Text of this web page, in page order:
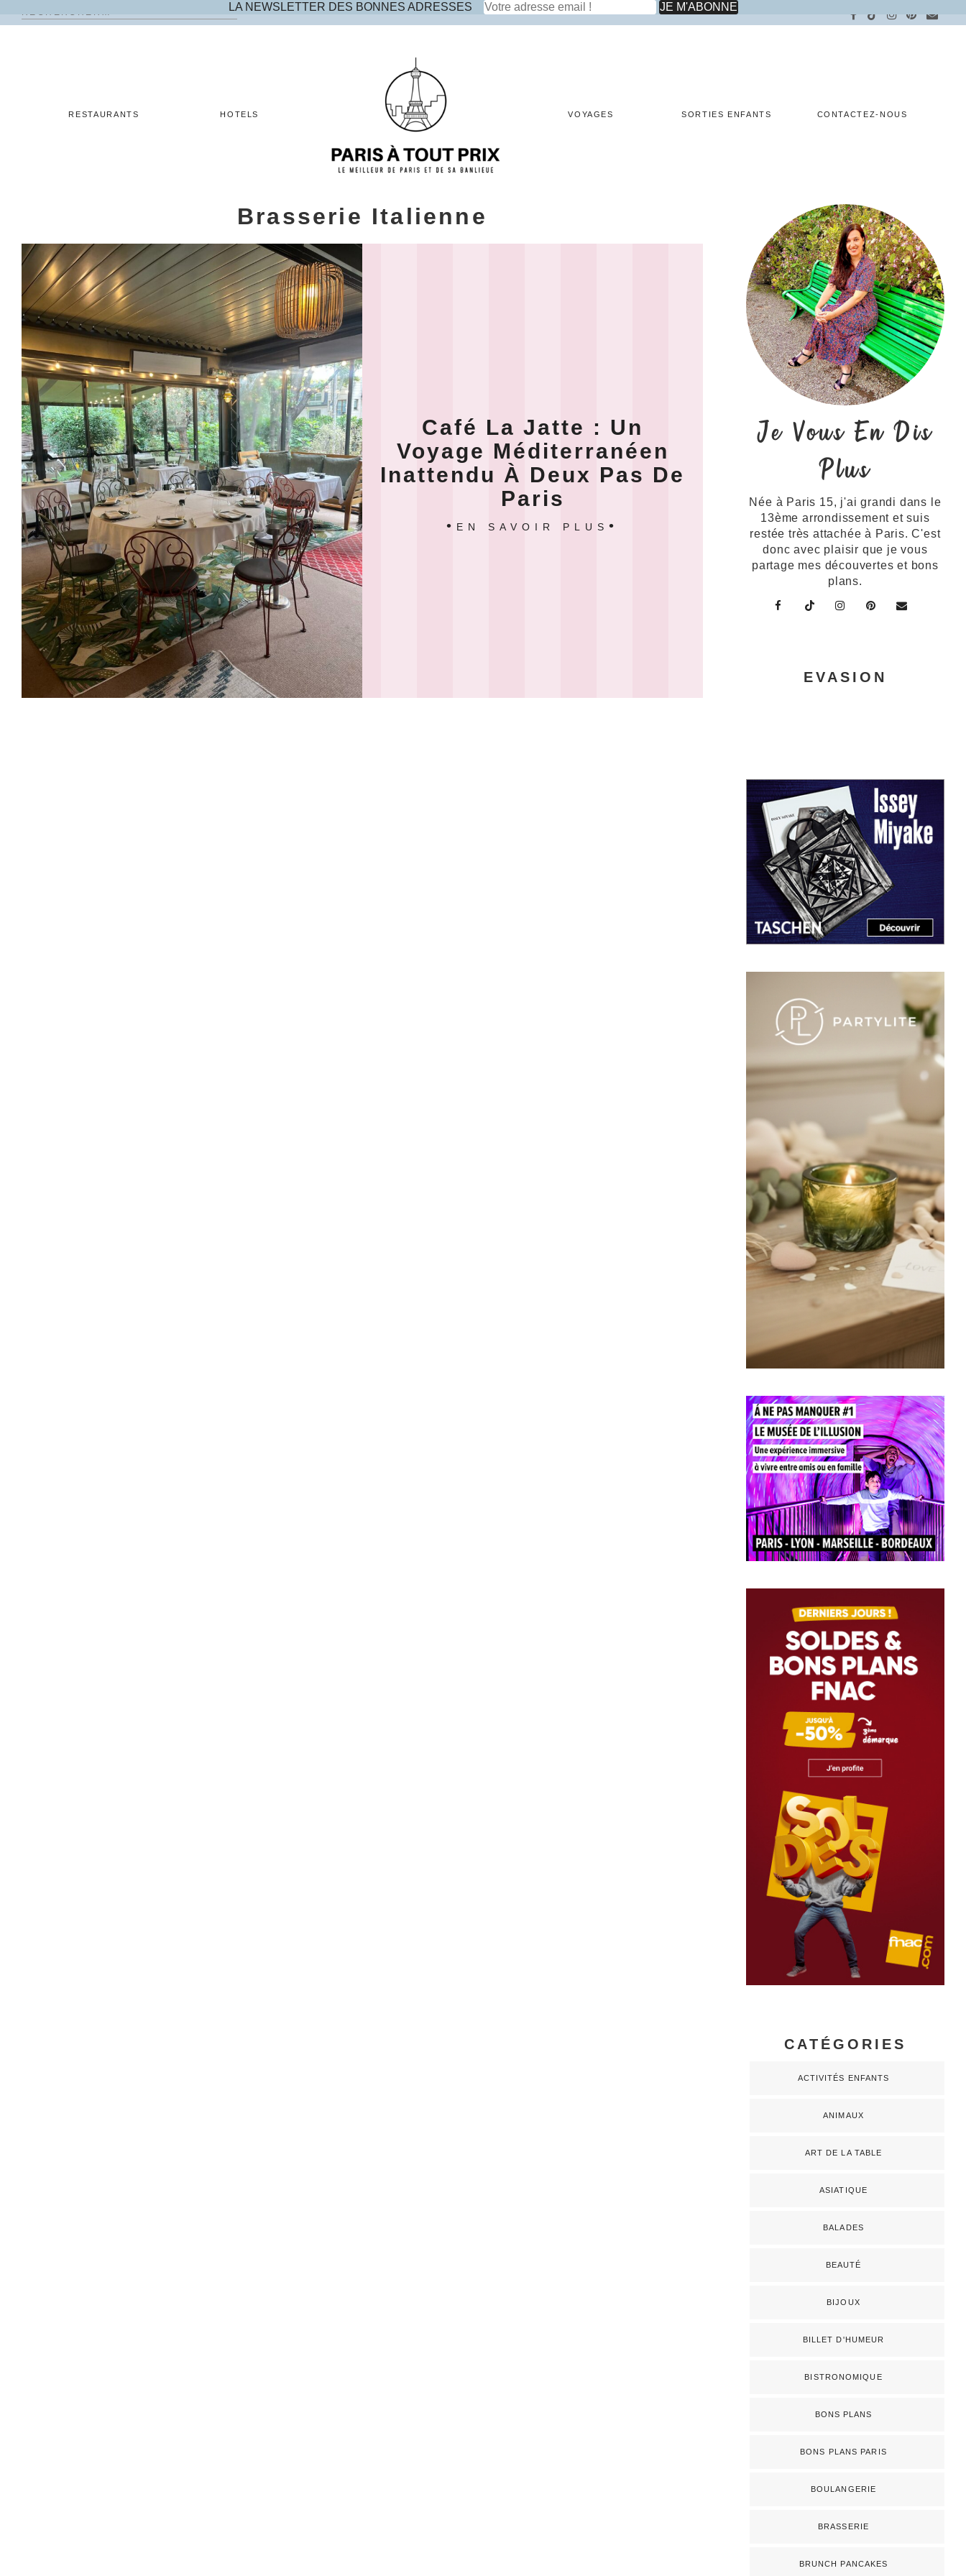
Rechercher :
RESTAURANTS HOTELS VOYAGES SORTIES ENFANTS CONTACTEZ-NOUS
Brasserie Italienne
Café La Jatte : Un
Voyage Méditerranéen
Inattendu À Deux Pas De
Paris
EN SAVOIR PLUS
Je Vous En Dis
Plus
Née à Paris 15, j'ai grandi dans le
13ème arrondissement et suis
restée très attachée à Paris. C'est
donc avec plaisir que je vous
partage mes découvertes et bons
plans.
EVASION
CATÉGORIES
ACTIVITÉS ENFANTS
ANIMAUX
ART DE LA TABLE
ASIATIQUE
BALADES
BEAUTÉ
BIJOUX
BILLET D'HUMEUR
BISTRONOMIQUE
BONS PLANS
BONS PLANS PARIS
BOULANGERIE
BRASSERIE
BRUNCH PANCAKES
LA NEWSLETTER DES BONNES ADRESSES